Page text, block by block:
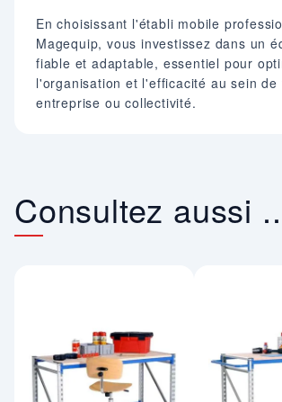
En choisissant l'établi mobile
Magequip, vous investissez dans un
fiable et adaptable, essentiel pour
l'organisation et l'efficacité au sein de
entreprise ou collectivité.​
Consultez aussi